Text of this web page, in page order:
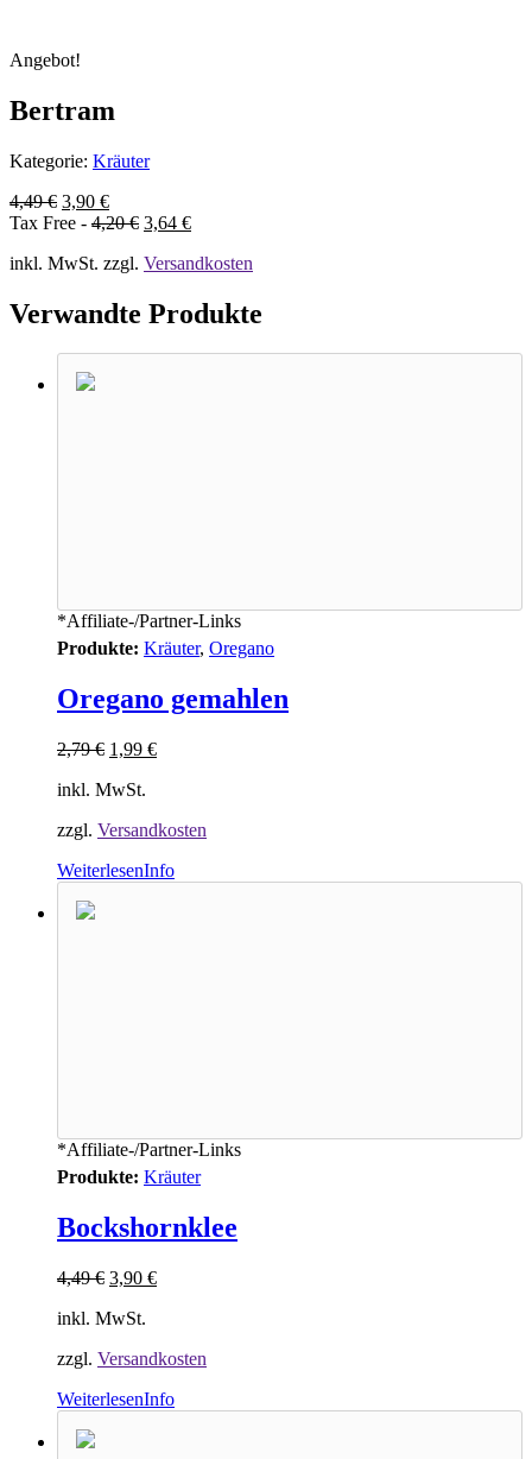
Angebot!
Bertram
Kategorie: Kräuter
4,49€ 3,90 €
Tax Free - 4,20€ 3,64 €
inkl. MwSt. zzgl. Versandkosten
Verwandte Produkte
*Affiliate-/Partner-Links
Produkte: Kräuter, Oregano
Oregano gemahlen
2,79€ 1,99 €
inkl. MwSt.
zzgl. Versandkosten
WeiterlesenInfo
*Affiliate-/Partner-Links
Produkte: Kräuter
Bockshornklee
4,49€ 3,90 €
inkl. MwSt.
zzgl. Versandkosten
WeiterlesenInfo